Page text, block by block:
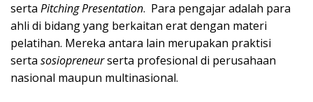
serta PitchingPresentation. Para pengajar adalah para
ahli di bidang yang berkaitan erat dengan materi
pelatihan. Mereka antara lain merupakan praktisi
serta sosiopreneurserta profesional di perusahaan
nasional maupun multinasional.